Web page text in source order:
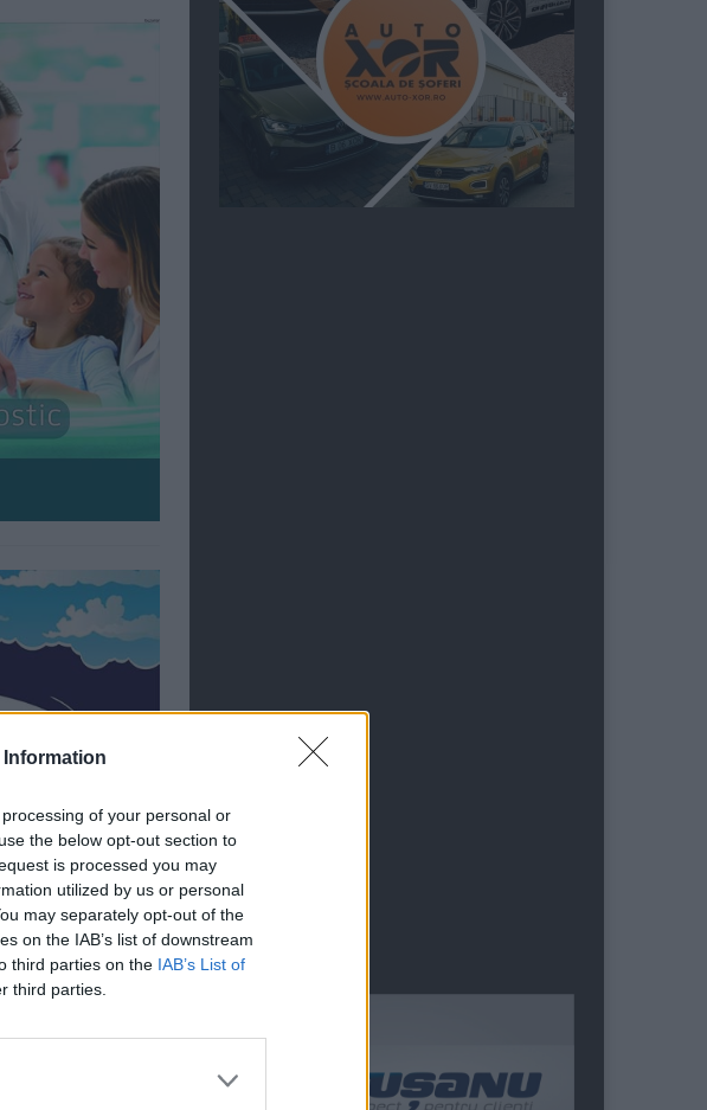
Information
of your personal or
the below opt-out section to
is processed you may
utilized by us or personal
may separately opt-out of the
on the IAB’s list of downstream
third parties on the IAB’s List of
third parties.